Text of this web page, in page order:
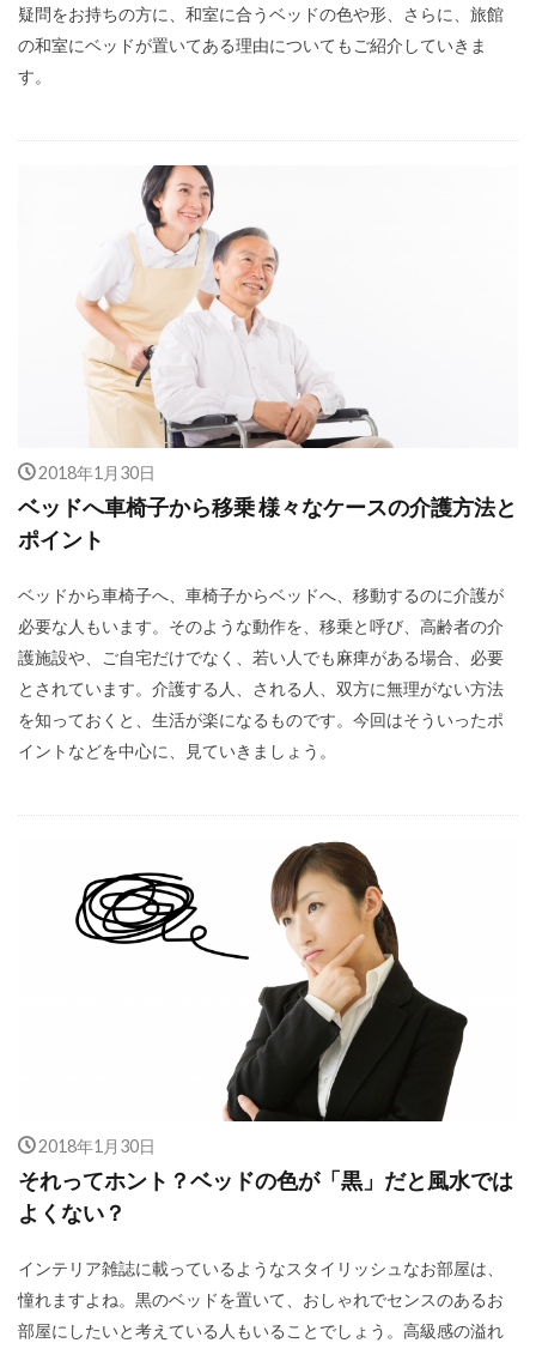
疑問をお持ちの方に、和室に合うベッドの色や形、さらに、旅館
の和室にベッドが置いてある理由についてもご紹介していきま
す。
2018年1月30日
ベッドへ車椅子から移乗 様々なケースの介護方法と
ポイント
ベッドから車椅子へ、車椅子からベッドへ、移動するのに介護が
必要な人もいます。そのような動作を、移乗と呼び、高齢者の介
護施設や、ご自宅だけでなく、若い人でも麻痺がある場合、必要
とされています。介護する人、される人、双方に無理がない方法
を知っておくと、生活が楽になるものです。今回はそういったポ
イントなどを中心に、見ていきましょう。
2018年1月30日
それってホント？ベッドの色が「黒」だと風水では
よくない？
インテリア雑誌に載っているようなスタイリッシュなお部屋は、
憧れますよね。黒のベッドを置いて、おしゃれでセンスのあるお
部屋にしたいと考えている人もいることでしょう。高級感の溢れ